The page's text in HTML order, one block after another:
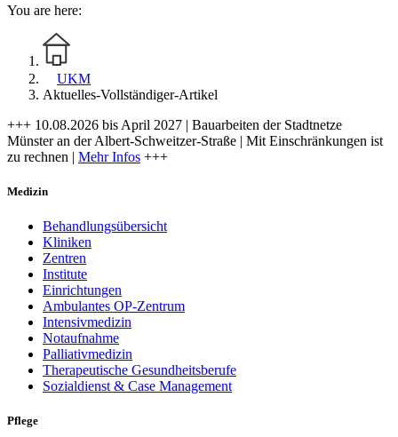
You are here:
UKM
Aktuelles-Vollständiger-Artikel
+++ 10.08.2026 bis April 2027 | Bauarbeiten der Stadtnetze
Münster an der Albert-Schweitzer-Straße | Mit Einschränkungen ist
zu rechnen | Mehr Infos +++
Medizin
Behandlungsübersicht
Kliniken
Zentren
Institute
Einrichtungen
Ambulantes OP-Zentrum
Intensivmedizin
Notaufnahme
Palliativmedizin
Therapeutische Gesundheitsberufe
Sozialdienst & Case Management
Pflege